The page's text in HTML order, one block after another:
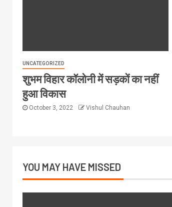
UNCATEGORIZED
शुभम विहार कॉलोनी में सड़कों का नहीं
हुआ विकास
October 3, 2022 Vishul Chauhan
YOU MAY HAVE MISSED